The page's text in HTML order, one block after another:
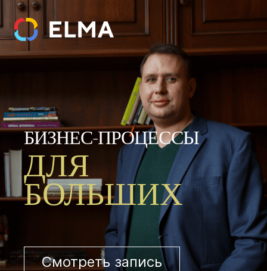
БИЗНЕС-ПРОЦЕССЫ
ДЛЯ
БОЛЬШИХ
Смотреть запись